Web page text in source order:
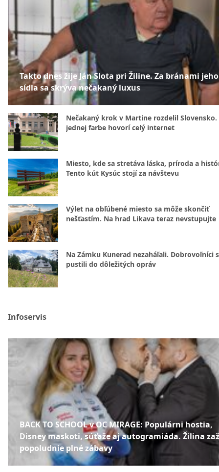
Takto dnes žije Ján Slota pri Žiline. Za bránami jeho
sídla sa skrýva nečakaný luxus
Nečakaný krok v Martine rozdelil Slovensko.
jednej farbe hovorí celý internet
Miesto, kde sa stretáva láska, príroda a
Tento kút Kysúc stojí za návštevu
Výlet na obľúbené miesto sa môže skončiť
nešťastím. Na hrad Likava teraz nevstupujte
Na Zámku Kunerad nezaháľali. Dobrovoľníci
pustili do dôležitých opráv
Infoservis
BACK TO SCHOOL v OC MIRAGE: Populárni hostia,
Disney maskoti, súťaže aj autogramiáda. Žilina
popoludnie plné zábavy